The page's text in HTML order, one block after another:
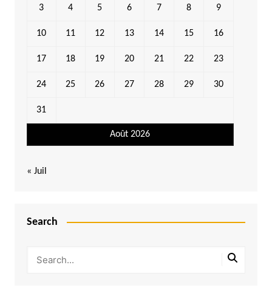
Août 2026
3 4 5 6 7 8 9
10 11 12 13 14 15 16
17 18 19 20 21 22 23
24 25 26 27 28 29 30
31
« Juil
Search